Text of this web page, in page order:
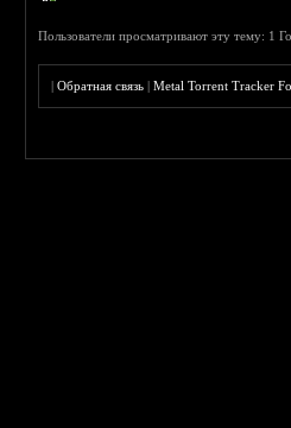
Пользователи просматривают эту тему: 1
|Обратная связь |Metal Torrent Tracker